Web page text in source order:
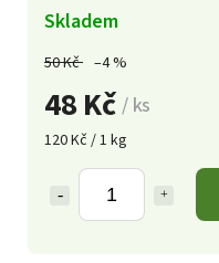
50 Kč –4 %
48 Kč/ ks
120 Kč / 1 kg
Skladem